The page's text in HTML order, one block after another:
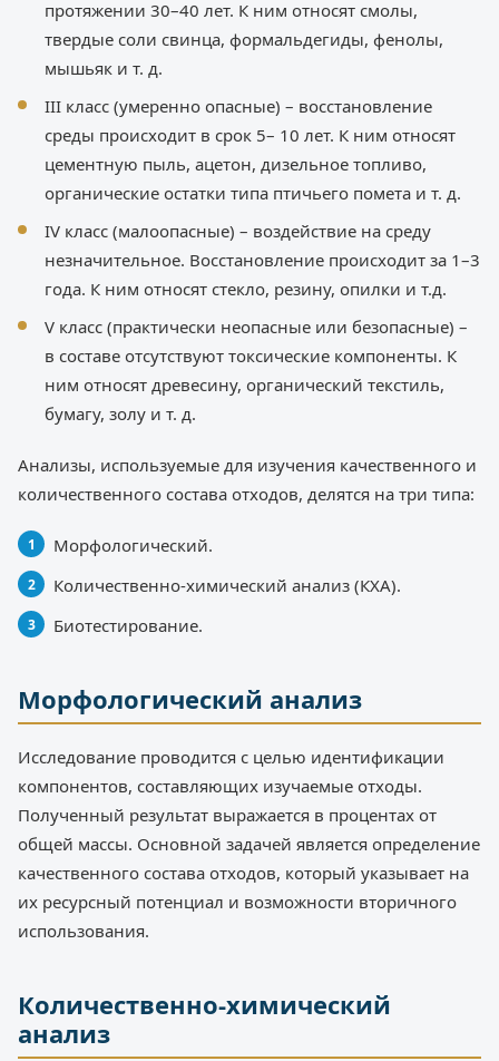
протяжении 30–40 лет. К ним относят смолы,
твердые соли свинца, формальдегиды, фенолы,
мышьяк и т. д.
III класс (умеренно опасные) – восстановление
среды происходит в срок 5– 10 лет. К ним относят
цементную пыль, ацетон, дизельное топливо,
органические остатки типа птичьего помета и т. д.
IV класс (малоопасные) – воздействие на среду
незначительное. Восстановление происходит за 1–3
года. К ним относят стекло, резину, опилки и т.д.
V класс (практически неопасные или безопасные) –
в составе отсутствуют токсические компоненты. К
ним относят древесину, органический текстиль,
бумагу, золу и т. д.
Анализы, используемые для изучения качественного и
количественного состава отходов, делятся на три типа:
Морфологический.
Количественно-химический анализ (КХА).
Биотестирование.
Морфологический анализ
Исследование проводится с целью идентификации
компонентов, составляющих изучаемые отходы.
Полученный результат выражается в процентах от
общей массы. Основной задачей является определение
качественного состава отходов, который указывает на
их ресурсный потенциал и возможности вторичного
использования.
Количественно-химический
анализ